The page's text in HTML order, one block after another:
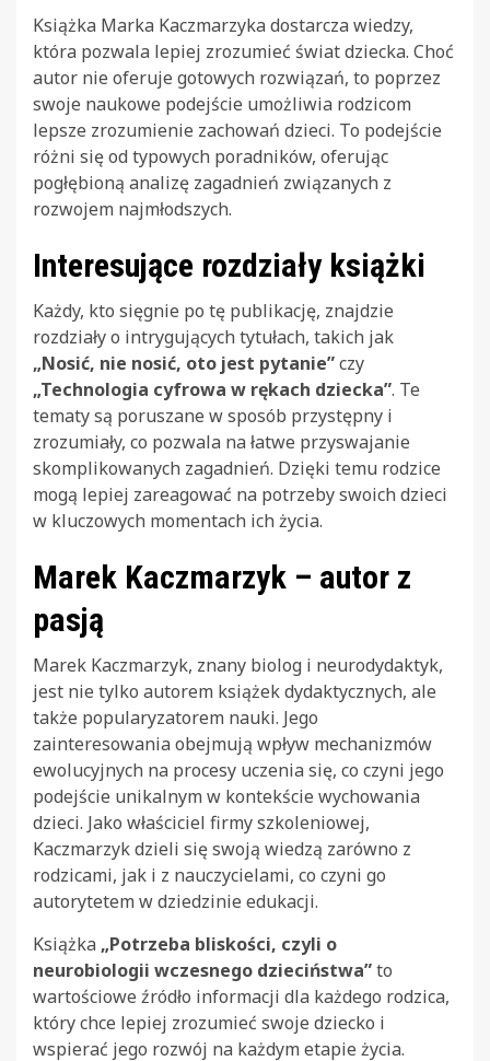
Książka Marka Kaczmarzyka dostarcza wiedzy,
która pozwala lepiej zrozumieć świat dziecka. Choć
autor nie oferuje gotowych rozwiązań, to poprzez
swoje naukowe podejście umożliwia rodzicom
lepsze zrozumienie zachowań dzieci. To podejście
różni się od typowych poradników, oferując
pogłębioną analizę zagadnień związanych z
rozwojem najmłodszych.
Interesujące rozdziały książki
Każdy, kto sięgnie po tę publikację, znajdzie
rozdziały o intrygujących tytułach, takich jak
„Nosić, nie nosić, oto jest pytanie”czy
„Technologia cyfrowa w rękach dziecka”. Te
tematy są poruszane w sposób przystępny i
zrozumiały, co pozwala na łatwe przyswajanie
skomplikowanych zagadnień. Dzięki temu rodzice
mogą lepiej zareagować na potrzeby swoich dzieci
w kluczowych momentach ich życia.
Marek Kaczmarzyk – autor z
pasją
Marek Kaczmarzyk, znany biolog i neurodydaktyk,
jest nie tylko autorem książek dydaktycznych, ale
także popularyzatorem nauki. Jego
zainteresowania obejmują wpływ mechanizmów
ewolucyjnych na procesy uczenia się, co czyni jego
podejście unikalnym w kontekście wychowania
dzieci. Jako właściciel firmy szkoleniowej,
Kaczmarzyk dzieli się swoją wiedzą zarówno z
rodzicami, jak i z nauczycielami, co czyni go
autorytetem w dziedzinie edukacji.
Książka „Potrzeba bliskości, czyli o
neurobiologii wczesnego dzieciństwa”to
wartościowe źródło informacji dla każdego rodzica,
który chce lepiej zrozumieć swoje dziecko i
wspierać jego rozwój na każdym etapie życia.